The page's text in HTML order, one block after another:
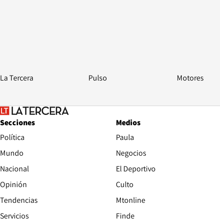
La Tercera Pulso Motores
Secciones
Política
Mundo
Nacional
Opinión
Tendencias
Servicios
Medios
Paula
Negocios
El Deportivo
Culto
Mtonline
Finde